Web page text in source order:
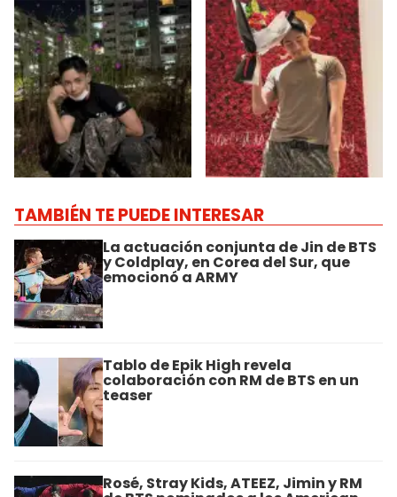
TAMBIÉN TE PUEDE INTERESAR
La actuación conjunta de Jin de BTS
y Coldplay, en Corea del Sur, que
emocionó a ARMY
Tablo de Epik High revela
colaboración con RM de BTS en un
teaser
Rosé, Stray Kids, ATEEZ, Jimin y RM